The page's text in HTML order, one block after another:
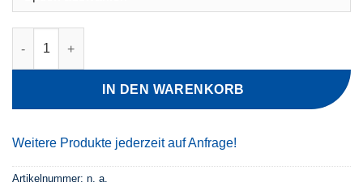
IN DEN WARENKORB
Weitere Produkte jederzeit auf Anfrage!
Artikelnummer: n. a.